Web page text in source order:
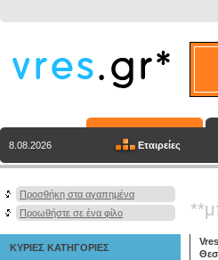
8.08.2026 Εταιρείες
Προσθήκη στα αγαπημένα
Προωθήστε σε ένα φίλο
ΚΥΡΙΕΣ ΚΑΤΗΓΟΡΙΕΣ